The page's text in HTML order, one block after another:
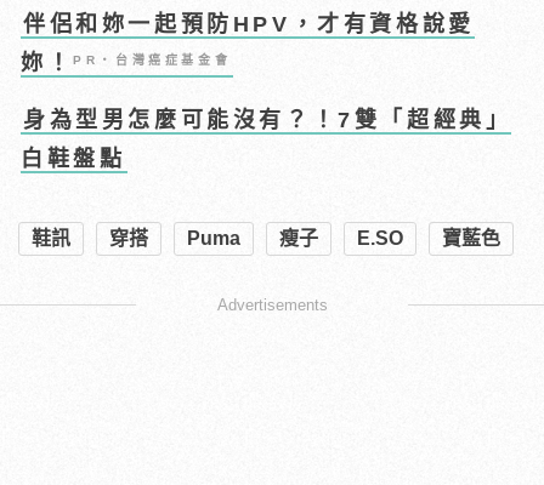
伴侶和妳一起預防HPV，才有資格說愛
妳！PR・台灣癌症基金會
身為型男怎麼可能沒有？！7雙「超經典」
白鞋盤點
鞋訊 穿搭 Puma 瘦子 E.SO 寶藍色
Advertisements